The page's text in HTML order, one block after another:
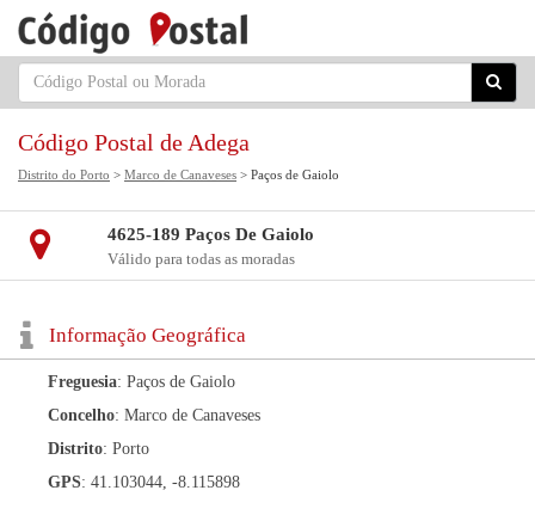
Código Postal de Adega
Distrito do Porto > Marco de Canaveses > Paços de Gaiolo
4625-189 Paços De Gaiolo
Válido para todas as moradas
Informação Geográfica
Freguesia: Paços de Gaiolo
Concelho: Marco de Canaveses
Distrito: Porto
GPS: 41.103044, -8.115898